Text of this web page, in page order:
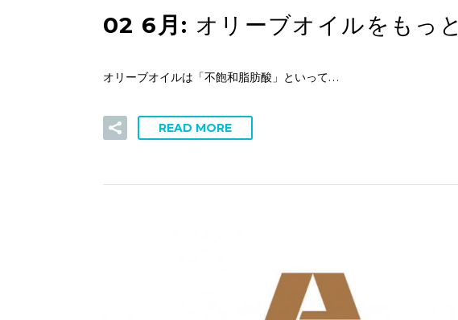
02 6月: オリーブオイルをもっと
オリーブオイルは「不飽和脂肪酸」といって…
READ MORE